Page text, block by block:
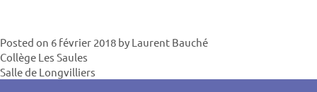
Posted on 6 février 2018 by Laurent Bauché
Collège Les Saules
Salle de Longvilliers